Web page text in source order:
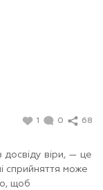
1 0 68
досвіду віри, — це
сприйняття може
щоб